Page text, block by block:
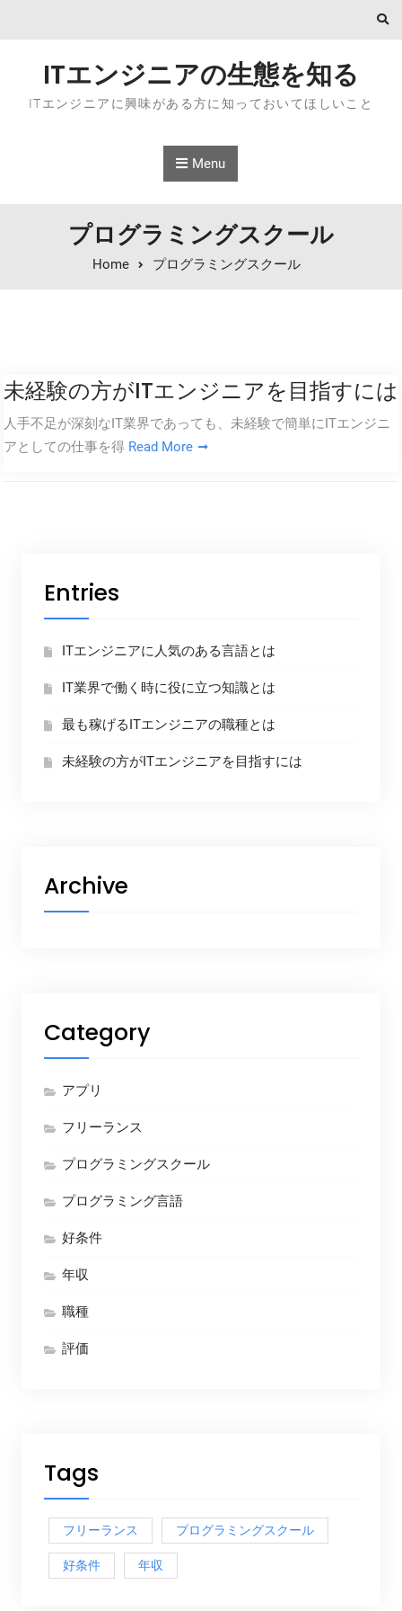
ITエンジニアの生態を知る
ITエンジニアに興味がある方に知っておいてほしいこと
Menu
プログラミングスクール
Home プログラミングスクール
未経験の方がITエンジニアを目指すには
人手不足が深刻なIT業界であっても、未経験で簡単にITエンジニ
アとしての仕事を得 Read More
Entries
ITエンジニアに人気のある言語とは
IT業界で働く時に役に立つ知識とは
最も稼げるITエンジニアの職種とは
未経験の方がITエンジニアを目指すには
Archive
Category
アプリ
フリーランス
プログラミングスクール
プログラミング言語
好条件
年収
職種
評価
Tags
フリーランス プログラミングスクール
好条件 年収